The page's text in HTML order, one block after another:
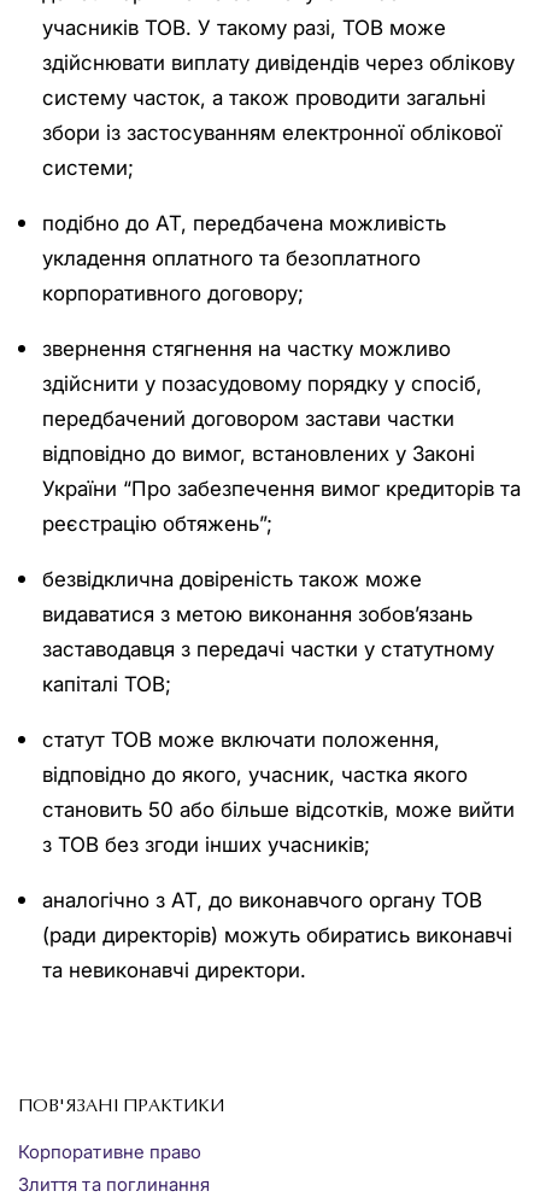
учасників ТОВ. У такому разі, ТОВ може
здійснювати виплату дивідендів через облікову
систему часток, а також проводити загальні
збори із застосуванням електронної облікової
системи;
подібно до АТ, передбачена можливість
укладення оплатного та безоплатного
корпоративного договору;
звернення стягнення на частку можливо
здійснити у позасудовому порядку у спосіб,
передбачений договором застави частки
відповідно до вимог, встановлених у Законі
України “Про забезпечення вимог кредиторів та
реєстрацію обтяжень”;
безвідклична довіреність також може
видаватися з метою виконання зобов’язань
заставодавця з передачі частки у статутному
капіталі ТОВ;
статут ТОВ може включати положення,
відповідно до якого, учасник, частка якого
становить 50 або більше відсотків, може вийти
з ТОВ без згоди інших учасників;
аналогічно з АТ, до виконавчого органу ТОВ
(ради директорів) можуть обиратись виконавчі
та невиконавчі директори.
ПОВ'ЯЗАНІ ПРАКТИКИ
Корпоративне право
Злиття та поглинання